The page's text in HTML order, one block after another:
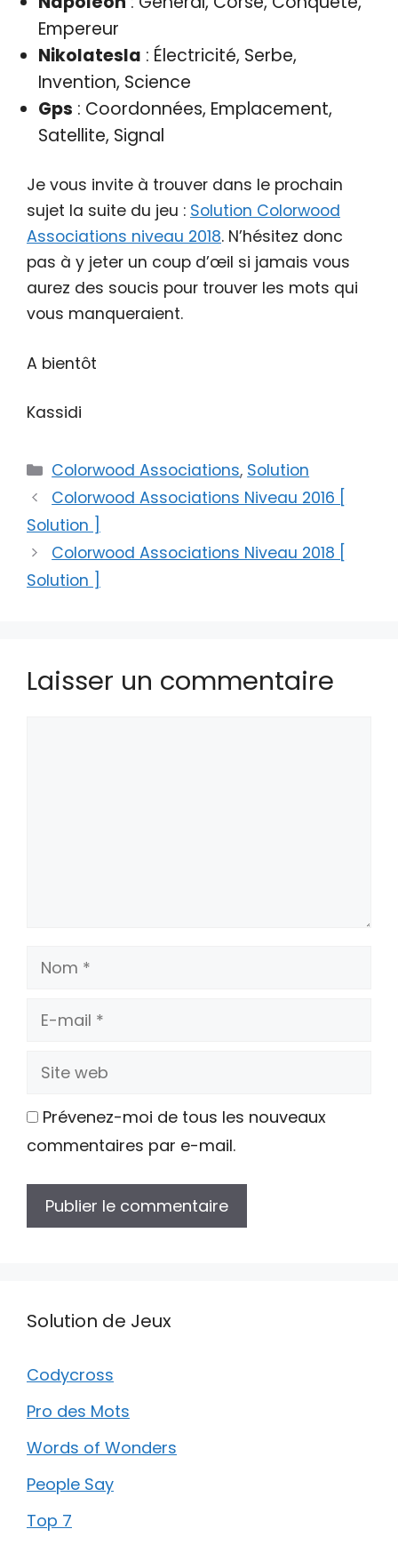
Empereur
Nikolatesla : Électricité, Serbe,
Invention, Science
Gps : Coordonnées, Emplacement,
Satellite, Signal
Je vous invite à trouver dans le prochain
sujet la suite du jeu : Solution Colorwood
Associations niveau 2018. N’hésitez donc
pas à y jeter un coup d’œil si jamais vous
aurez des soucis pour trouver les mots qui
vous manqueraient.
A bientôt
Kassidi
Catégories
Colorwood Associations, Solution
Colorwood Associations Niveau 2016 [
Solution ]
Colorwood Associations Niveau 2018 [
Solution ]
Laisser un commentaire
Nom
E-
Site
Prévenez-moi de tous les nouveaux
commentaires par e-mail.
Solution de Jeux
Codycross
Pro des Mots
Words of Wonders
People Say
Top 7